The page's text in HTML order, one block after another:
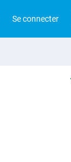
Se connecter